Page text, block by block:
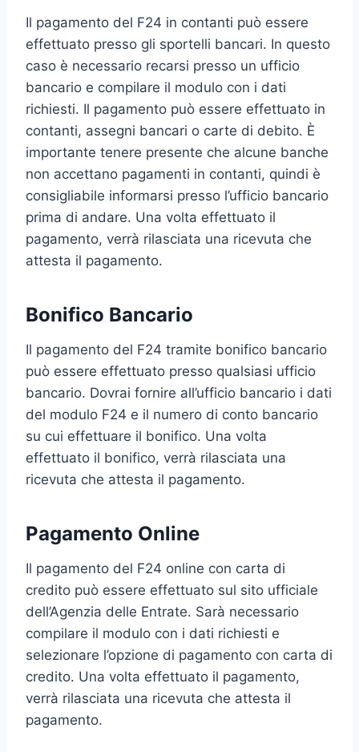
Il pagamento del F24 in contanti può essere
effettuato presso gli sportelli bancari. In questo
caso è necessario recarsi presso un ufficio
bancario e compilare il modulo con i dati
richiesti. Il pagamento può essere effettuato in
contanti, assegni bancari o carte di debito. È
importante tenere presente che alcune banche
non accettano pagamenti in contanti, quindi è
consigliabile informarsi presso l’ufficio bancario
prima di andare. Una volta effettuato il
pagamento, verrà rilasciata una ricevuta che
attesta il pagamento.
Bonifico Bancario
Il pagamento del F24 tramite bonifico bancario
può essere effettuato presso qualsiasi ufficio
bancario. Dovrai fornire all’ufficio bancario i dati
del modulo F24 e il numero di conto bancario
su cui effettuare il bonifico. Una volta
effettuato il bonifico, verrà rilasciata una
ricevuta che attesta il pagamento.
Pagamento Online
Il pagamento del F24 online con carta di
credito può essere effettuato sul sito ufficiale
dell’Agenzia delle Entrate. Sarà necessario
compilare il modulo con i dati richiesti e
selezionare l’opzione di pagamento con carta di
credito. Una volta effettuato il pagamento,
verrà rilasciata una ricevuta che attesta il
pagamento.